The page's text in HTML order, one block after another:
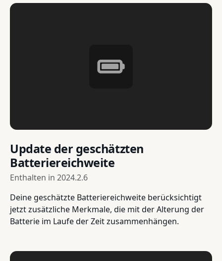
Update der geschätzten
Batteriereichweite
Enthalten in 2024.2.6
Deine geschätzte Batteriereichweite berücksichtigt
jetzt zusätzliche Merkmale, die mit der Alterung der
Batterie im Laufe der Zeit zusammenhängen.